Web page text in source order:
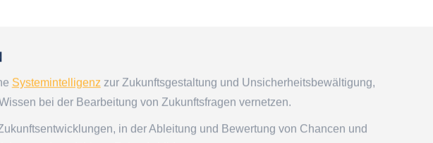
Systemintelligenzzur Zukunftsgestaltung und Unsicherheitsbewältigung,
bei der Bearbeitung von Zukunftsfragen vernetzen.
in der Ableitung und Bewertung von Chancen und